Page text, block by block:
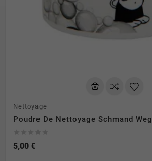
Nettoyage
Poudre De Nettoyage Schmand Weg
5,00 €